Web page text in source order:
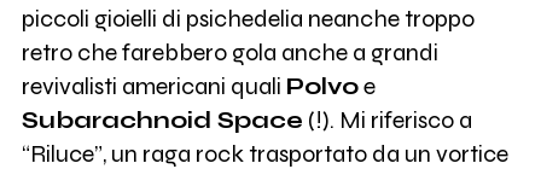
piccoli gioielli di psichedelia neanche troppo
retro che farebbero gola anche a grandi
revivalisti americani quali Polvoe
Subarachnoid Space (!). Mi riferisco a
“Riluce”, un raga rock trasportato da un vortice